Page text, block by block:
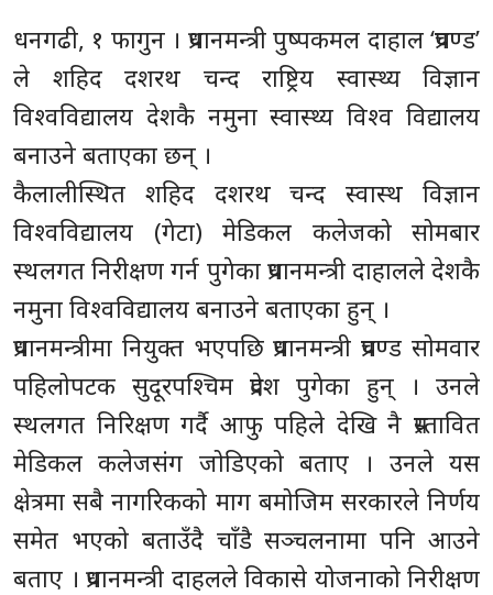
धनगढी, १ फागुन । प्रधानमन्त्री पुष्पकमल दाहाल ‘प्रचण्ड’
ले शहिद दशरथ चन्द राष्ट्रिय स्वास्थ्य विज्ञान
विश्वविद्यालय देशकै नमुना स्वास्थ्य विश्व विद्यालय
बनाउने बताएका छन् ।
कैलालीस्थित शहिद दशरथ चन्द स्वास्थ विज्ञान
विश्वविद्यालय (गेटा) मेडिकल कलेजको सोमबार
स्थलगत निरीक्षण गर्न पुगेका प्रधानमन्त्री दाहालले देशकै
नमुना विश्वविद्यालय बनाउने बताएका हुन् ।
प्रधानमन्त्रीमा नियुक्त भएपछि प्रधानमन्त्री प्रचण्ड सोमवार
पहिलोपटक सुदूरपश्चिम प्रदेश पुगेका हुन् । उनले
स्थलगत निरिक्षण गर्दै आफु पहिले देखि नै प्रस्तावित
मेडिकल कलेजसंग जोडिएको बताए । उनले यस
क्षेत्रमा सबै नागरिकको माग बमोजिम सरकारले निर्णय
समेत भएको बताउँदै चाँडै सञ्चलनामा पनि आउने
बताए । प्रधानमन्त्री दाहलले विकासे योजनाको निरीक्षण